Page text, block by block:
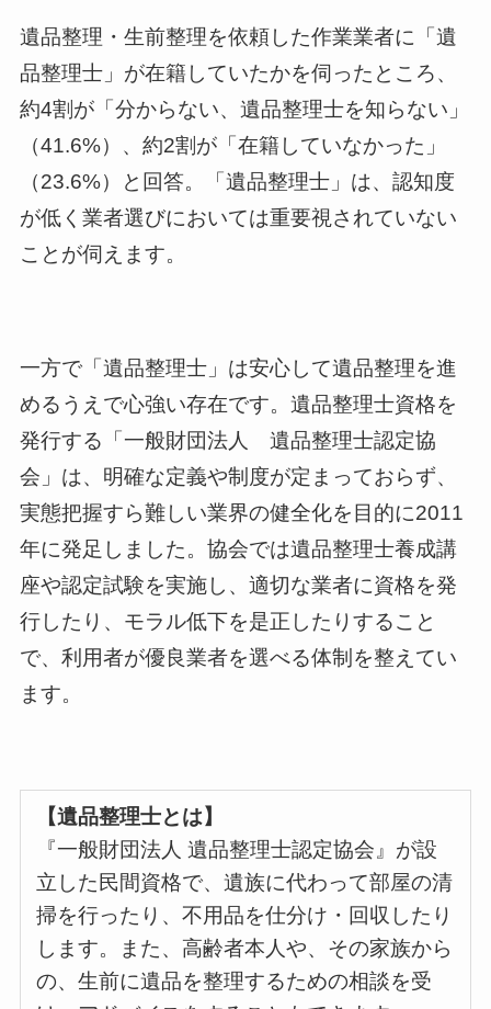
遺品整理・生前整理を依頼した作業業者に「遺
品整理士」が在籍していたかを伺ったところ、
約4割が「分からない、遺品整理士を知らない」
（41.6%）、約2割が「在籍していなかった」
（23.6%）と回答。「遺品整理士」は、認知度
が低く業者選びにおいては重要視されていない
ことが伺えます。
一方で「遺品整理士」は安心して遺品整理を進
めるうえで心強い存在です。遺品整理士資格を
発行する「一般財団法人 遺品整理士認定協
会」は、明確な定義や制度が定まっておらず、
実態把握すら難しい業界の健全化を目的に2011
年に発足しました。協会では遺品整理士養成講
座や認定試験を実施し、適切な業者に資格を発
行したり、モラル低下を是正したりすること
で、利用者が優良業者を選べる体制を整えてい
ます。
【遺品整理士とは】
『一般財団法人 遺品整理士認定協会』が設
立した民間資格で、遺族に代わって部屋の清
掃を行ったり、不用品を仕分け・回収したり
します。また、高齢者本人や、その家族から
の、生前に遺品を整理するための相談を受